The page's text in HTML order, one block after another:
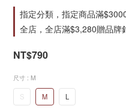
指定分類，指定商品滿
全店，全店滿$3,280贈品牌
NT$790
尺寸 : M
S M L